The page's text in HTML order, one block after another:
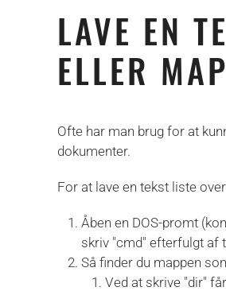
LAVE EN
ELLER
Ofte har man brug for at
dokumenter.
For at lave en tekst liste
Åben en DOS-promt
skriv "cmd" efterfulgt af
Så finder du mappen
Ved at skrive "dir"